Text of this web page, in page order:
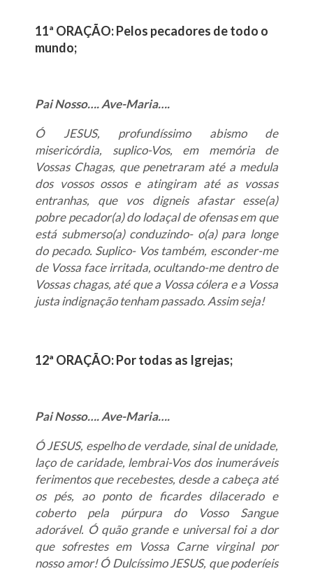
11ª ORAÇÃO: Pelos pecadores de todo o
mundo;
Pai Nosso…. Ave-Maria….
Ó JESUS, profundíssimo abismo de
misericórdia, suplico-Vos, em memória de
Vossas Chagas, que penetraram até a medula
dos vossos ossos e atingiram até as vossas
entranhas, que vos digneis afastar esse(a)
pobre pecador(a) do lodaçal de ofensas em que
está submerso(a) conduzindo- o(a) para longe
do pecado. Suplico- Vos também, esconder-me
de Vossa face irritada, ocultando-me dentro de
Vossas chagas, até que a Vossa cólera e a Vossa
justa indignação tenham passado. Assim seja!
12ª ORAÇÃO: Por todas as Igrejas;
Pai Nosso…. Ave-Maria….
Ó JESUS, espelho de verdade, sinal de unidade,
laço de caridade, lembrai-Vos dos inumeráveis
ferimentos que recebestes, desde a cabeça até
os pés, ao ponto de ficardes dilacerado e
coberto pela púrpura do Vosso Sangue
adorável. Ó quão grande e universal foi a dor
que sofrestes em Vossa Carne virginal por
nosso amor! Ó Dulcíssimo JESUS, que poderíeis